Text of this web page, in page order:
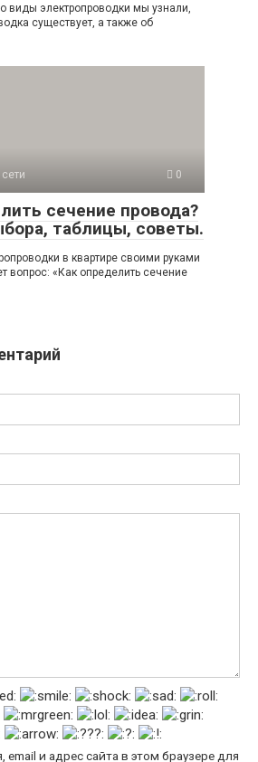
виды электропроводки мы узнали,
существует, а также об
0
сечение провода?
таблицы, советы.
в квартире своими руками
вопрос: «Как определить сечение
и адрес сайта в этом браузере для